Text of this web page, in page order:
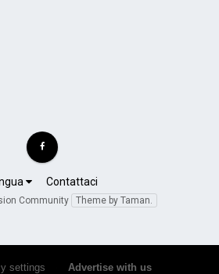
Contattaci
Community Theme by Taman.
settings Advertise with us